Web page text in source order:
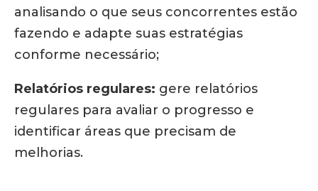
analisando o que seus concorrentes estão
fazendo e adapte suas estratégias
conforme necessário;
Relatórios regulares: gere relatórios
regulares para avaliar o progresso e
identificar áreas que precisam de
melhorias.